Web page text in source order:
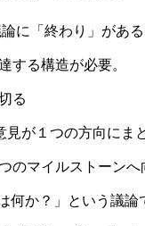
に「終わり」がある
する構造が必要。
る
が１つの方向にま
マイルストーンへ
か？」という議論